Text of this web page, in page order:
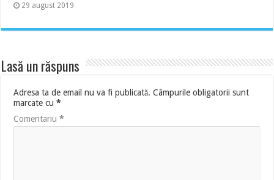
29 august 2019
Lasă un răspuns
Adresa ta de email nu va fi publicată. Câmpurile obligatorii sunt
marcate cu*
Comentariu*